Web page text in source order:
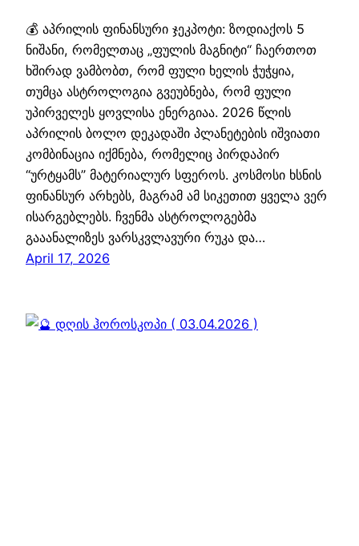
💰 აპრილის ფინანსური ჯეკპოტი: ზოდიაქოს 5
ნიშანი, რომელთაც „ფულის მაგნიტი“ ჩაერთოთ
ხშირად ვამბობთ, რომ ფული ხელის ჭუჭყია,
თუმცა ასტროლოგია გვეუბნება, რომ ფული
უპირველეს ყოვლისა ენერგიაა. 2026 წლის
აპრილის ბოლო დეკადაში პლანეტების იშვიათი
კომბინაცია იქმნება, რომელიც პირდაპირ
“ურტყამს” მატერიალურ სფეროს. კოსმოსი ხსნის
ფინანსურ არხებს, მაგრამ ამ სიკეთით ყველა ვერ
ისარგებლებს. ჩვენმა ასტროლოგებმა
გააანალიზეს ვარსკვლავური რუკა და…
April 17, 2026